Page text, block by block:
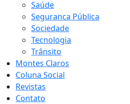
Saúde
Seguranca Pública
Sociedade
Tecnologia
Trânsito
Montes Claros
Coluna Social
Revistas
Contato